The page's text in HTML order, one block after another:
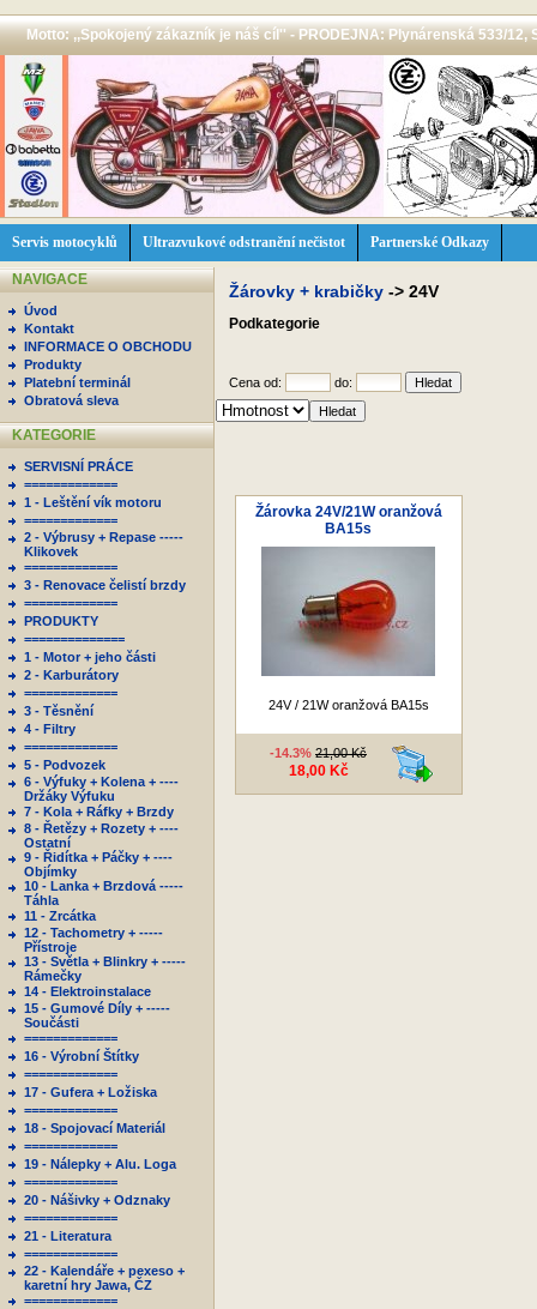
Motto: ,,Spokojený zákazník je náš cíl'' - PRODEJNA: Plynárenská 533/12,
Servis motocyklů Ultrazvukové odstranění nečistot Partnerské Odkazy
NAVIGACE
Úvod
Kontakt
INFORMACE O OBCHODU
Produkty
Platební terminál
Obratová sleva
KATEGORIE
SERVISNÍ PRÁCE
=============
1 - Leštění vík motoru
=============
2 - Výbrusy + Repase -----
Klikovek
=============
3 - Renovace čelistí brzdy
=============
PRODUKTY
==============
1 - Motor + jeho části
2 - Karburátory
=============
3 - Těsnění
4 - Filtry
=============
5 - Podvozek
6 - Výfuky + Kolena + ----
Držáky Výfuku
7 - Kola + Ráfky + Brzdy
8 - Řetězy + Rozety + ----
Ostatní
9 - Řidítka + Páčky + ----
Objímky
10 - Lanka + Brzdová -----
Táhla
11 - Zrcátka
12 - Tachometry + -----
Přístroje
13 - Světla + Blinkry + -----
Rámečky
14 - Elektroinstalace
15 - Gumové Díly + -----
Součásti
=============
16 - Výrobní Štítky
=============
17 - Gufera + Ložiska
=============
18 - Spojovací Materiál
=============
19 - Nálepky + Alu. Loga
=============
20 - Nášivky + Odznaky
=============
21 - Literatura
=============
22 - Kalendáře + pexeso +
karetní hry Jawa, ČZ
=============
Žárovky + krabičky -> 24V
Podkategorie
Cena od: do:
Žárovka 24V/21W oranžová
BA15s
24V / 21W oranžová BA15s
-14.3% 21,00 Kč
18,00 Kč